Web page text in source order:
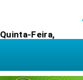
Quinta-Feira,